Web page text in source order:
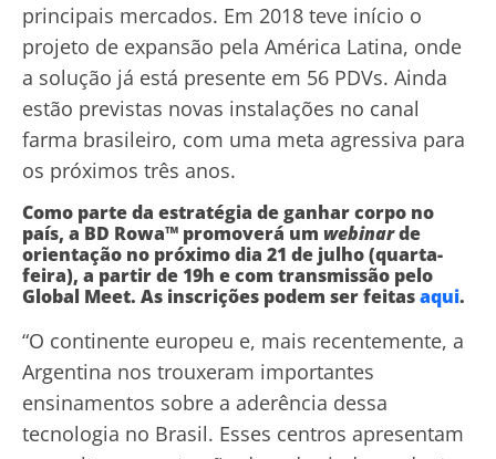
principais mercados. Em 2018 teve início o
projeto de expansão pela América Latina, onde
a solução já está presente em 56 PDVs. Ainda
estão previstas novas instalações no canal
farma brasileiro, com uma meta agressiva para
os próximos três anos.
Como parte da estratégia de ganhar corpo no
país, a BD Rowa™ promoverá um webinarde
orientação no próximo dia 21 de julho (quarta-
feira), a partir de 19h e com transmissão pelo
Global Meet. As inscrições podem ser feitasaqui.
“O continente europeu e, mais recentemente, a
Argentina nos trouxeram importantes
ensinamentos sobre a aderência dessa
tecnologia no Brasil. Esses centros apresentam